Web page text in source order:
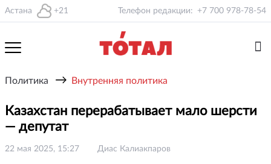
Астана +21 Телефон редакции: +7 700 978-78-54
Политика → Внутренняя политика
Казахстан перерабатывает мало шерсти
— депутат
22 мая 2025, 15:27 Диас Калиакпаров